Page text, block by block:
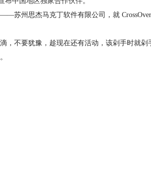
苏州思杰马克丁软件有限公司，就
，不要犹豫，趁现在还有活动，该剁手时就剁